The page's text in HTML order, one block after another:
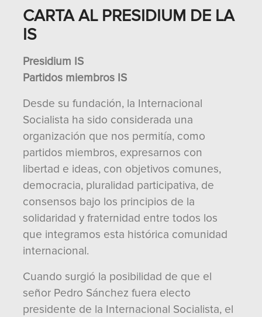
CARTA AL PRESIDIUM DE LA
IS
Presidium IS
Partidos miembros IS
Desde su fundación, la Internacional
Socialista ha sido considerada una
organización que nos permitía, como
partidos miembros, expresarnos con
libertad e ideas, con objetivos comunes,
democracia, pluralidad participativa, de
consensos bajo los principios de la
solidaridad y fraternidad entre todos los
que integramos esta histórica comunidad
internacional.
Cuando surgió la posibilidad de que el
señor Pedro Sánchez fuera electo
presidente de la Internacional Socialista, el